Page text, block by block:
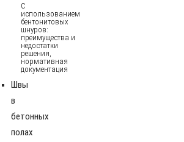
С
использованием
бентонитовых
шнуров:
преимущества и
недостатки
решения,
нормативная
документация
Швы
в
бетонных
полах